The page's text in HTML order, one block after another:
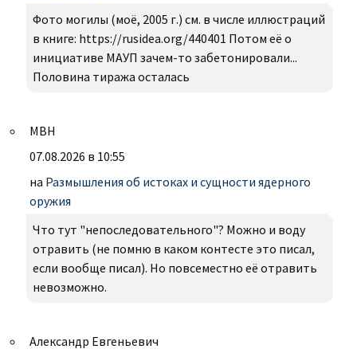
Фото могилы (моё, 2005 г.) см. в числе иллюстраций
в книге: https://rusidea.org/440401 Потом её о
инициативе МАУП зачем-то забетонировали...
Половина тиража осталась
МВН
07.08.2026 в 10:55
на Размышления об истоках и сущности ядерного
оружия
Что тут "непоследовательного"? Можно и воду
отравить (не помню в каком контесте это писал,
если вообще писал). Но повсеместно её отравить
невозможно.
Александр Евгеньевич